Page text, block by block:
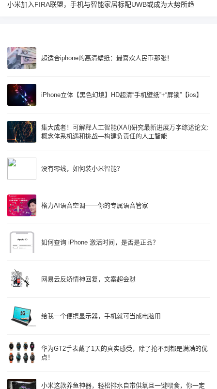
小米加入FIRA联盟，手机与智能家居标配UWB或成为大势所趋
超适合iphone的高清壁纸：最喜欢人民币那张！
iPhone立体【黑色幻境】HD超清“手机壁纸”+“屏锁”【ios】
集大成者！可解释人工智能(XAI)研究最新进展万字综述论文:
概念体系机遇和挑战—构建负责任的人工智能
没有零线，如何装小米智能？
格力AI语音空调——你的专属语音管家
如何查询 iPhone 激活时间，是否是正品？
网易云反矫情神回复，文案超会怼
给我一个便携显示器，手机就可当成电脑用
华为GT2手表戴了1天的真实感受，除了抢不到都是满满的优
点！
小米这款养鱼神器，轻松排水自带供氧且一键喂食，你一定